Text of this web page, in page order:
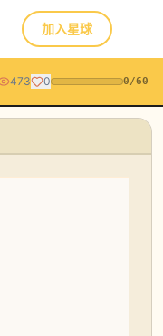
加入星球
473 0 0/60